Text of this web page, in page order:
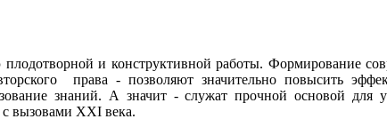
и конструктивной работы. Формирование
права - позволяют значительно повысить
знаний. А значит - служат прочной основой для
вызовами XXI века.